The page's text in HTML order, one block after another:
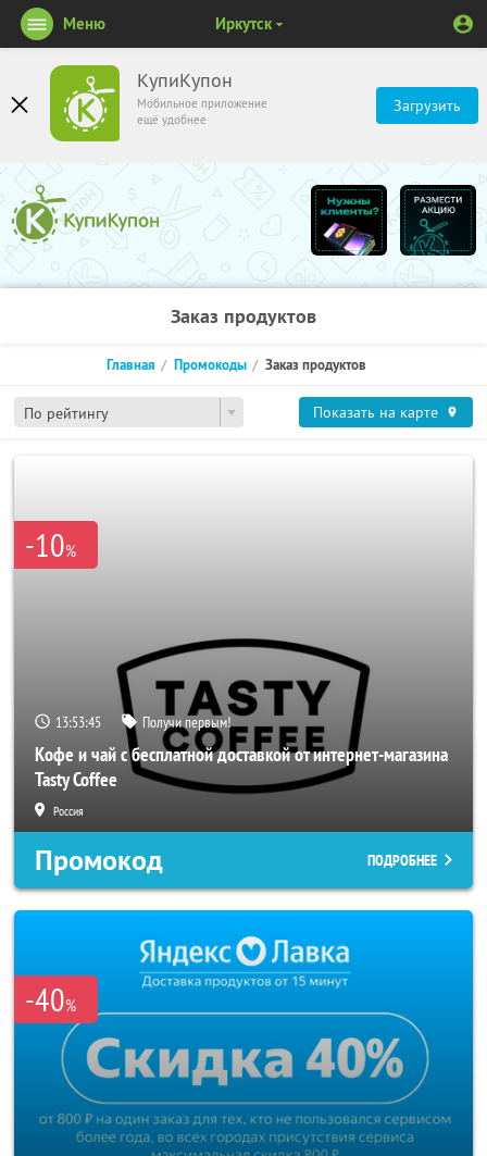
КупиКупон
Мобильное приложение
ещё удобнее
Загрузить
Меню Иркутск
Заказ продуктов
По рейтингу
Главная Промокоды Заказ продуктов
Показать на карте
-10%
13:53:45 Получи первым!
Кофе и чай с бесплатной доставкой от интернет-магазина
Tasty Coffee
Россия
Промокод ПОДРОБНЕЕ
-40%